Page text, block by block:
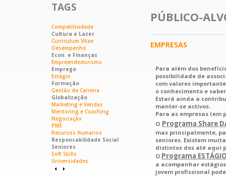
TAGS
Competitividade
Cultura e Lazer
Curriculum Vitae
Desempenho
Econ. e Finanças
Empreendedorismo
Emprego
Estágio
Formação
Gestão de Carreira
Globalização
Marketing e Vendas
Mentoring e Coaching
Negociação
PME
Recursos Humanos
Responsabilidade Social
Seniores
Soft Skills
Universidades
PÚBLICO-
EMPRESAS
Para além dos
possibilidade de
com valores
o conhecimento e
Estará ainda a
manter-se activos.
Para as empresas (em
O Programa Share
mas principalmente,
seniores. Existem
distintos dos até aqui
O Programa
a acompanhar
jovem profissional